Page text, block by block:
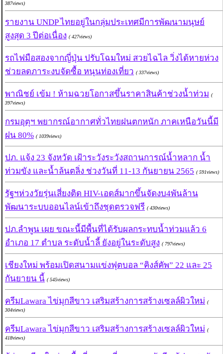
387views)
รายงาน UNDP ไทยอยู่ในกลุ่มประเทศมีการพัฒนามนุษย์
สูงสุด 3 ปีต่อเนื่อง ( 427views)
รถไฟมือสองจากญี่ปุ่น ปรับโฉมใหม่ สวยไฉไล วิ่งได้หายห่วง
ช่วยลดภาระงบจัดซื้อ หนุนท่องเที่ยว ( 337views)
พาณิชย์ เข้ม ! ห้ามฉวยโอกาสขึ้นราคาสินค้าช่วงน้ำท่วม (
397views)
กรมอุตุฯ พยากรณ์อากาศทั่วไทยฝนตกหนัก ภาคเหนือวันนี้มี
ฝน 80% ( 1039views)
ปภ. แจ้ง 23 จังหวัด เฝ้าระวังระวังสถานการณ์น้ำหลาก น้ำ
ท่วมขัง และน้ำล้นตลิ่ง ช่วงวันที่ 11-13 กันยายน 2565 ( 591views)
รัฐฯห่วงวัยรุ่นเสี่ยงติด HIV-เอดส์มากขึ้นจัดงบ4พันล้าน
พัฒนาระบบออนไลน์เข้าถึงชุดตรวจฟรี ( 430views)
ปภ.ลำพูน เผย ขณะนี้มีพื้นที่ได้รับผลกระทบน้ำท่วมแล้ว 6
อำเภอ 17 ตำบล ระดับน้ำลี้ ยังอยู่ในระดับสูง ( 797views)
เชียงใหม่ พร้อมเปิดสนามแข่งฟุตบอล “คิงส์คัพ” 22 และ 25
กันยายน นี้ ( 545views)
ครีมLawara ไข่มุกสีขาว เสริมสร้างการสร้างเซลล์ผิวใหม่ (
304views)
ครีมLawara ไข่มุกสีขาว เสริมสร้างการสร้างเซลล์ผิวใหม่ (
418views)